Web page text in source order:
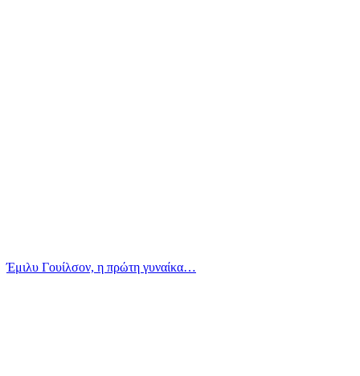
Έμιλυ Γουίλσον, η πρώτη γυναίκα…